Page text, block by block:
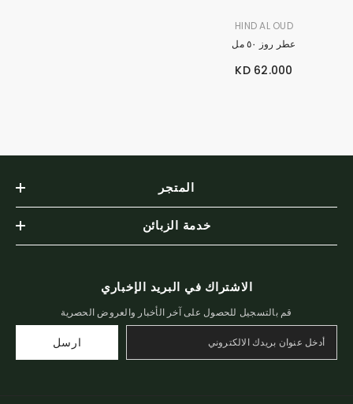
HIND AL OUD
عطر روز ٥٠ مل
62.000 KD
المتجر
خدمة الزبائن
الاشتراك في البريد الإخباري
قم بالتسجيل للحصول على آخر الأخبار والعروض الحصرية
ارسل